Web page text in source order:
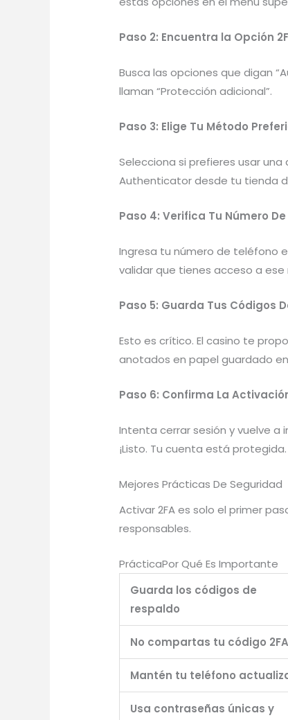
Paso 2: Encuentra la Opción
Busca las opciones que digan
llaman “Protección adicional”.
Paso 3: Elige Tu Método
Selecciona si prefieres usar
Authenticator desde tu tienda
Paso 4: Verifica Tu Número
Ingresa tu número de teléfono
validar que tienes acceso a ese
Paso 5: Guarda Tus Códigos
Esto es crítico. El casino te
anotados en papel guardado
Paso 6: Confirma La
Intenta cerrar sesión y vuelve a
¡Listo. Tu cuenta está protegida.
Mejores Prácticas De Seguridad
Activar 2FA es solo el primer
responsables.
PrácticaPor Qué Es Importante
Guarda los códigos de
respaldo
No compartas tu código 2FA
Mantén tu teléfono
Usa contraseñas únicas y